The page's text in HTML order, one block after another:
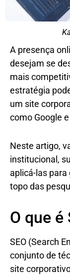
A presença
desejam se
mais
estratégia
um site
como Google
Neste artigo,
institucional,
aplicá-las
topo das
O que é
SEO (Search
conjunto de
site